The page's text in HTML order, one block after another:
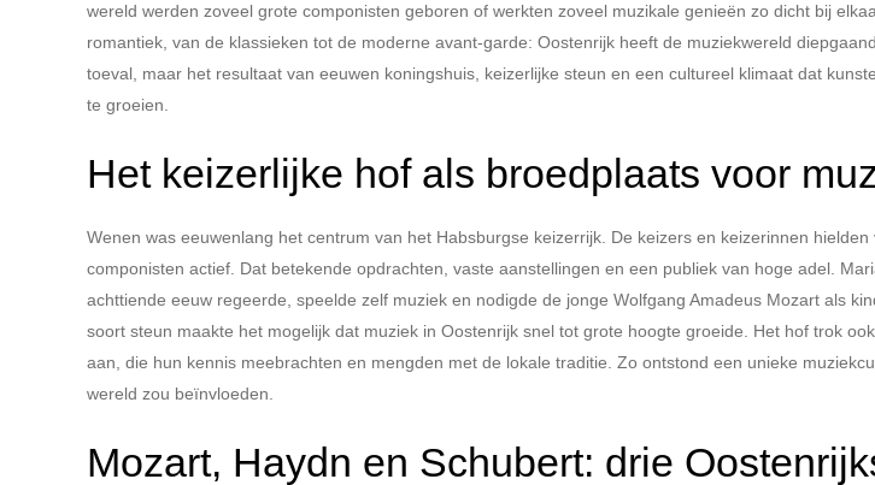
wereld werden zoveel grote componisten geboren of werkten zoveel muzikale genieën zo dicht bij
romantiek, van de klassieken tot de moderne avant-garde: Oostenrijk heeft de muziekwereld
toeval, maar het resultaat van eeuwen koningshuis, keizerlijke steun en een cultureel klimaat dat
te groeien.
Het keizerlijke hof als broedplaats voor
Wenen was eeuwenlang het centrum van het Habsburgse keizerrijk. De keizers en keizerinnen
componisten actief. Dat betekende opdrachten, vaste aanstellingen en een publiek van hoge adel.
achttiende eeuw regeerde, speelde zelf muziek en nodigde de jonge Wolfgang Amadeus Mozart als
soort steun maakte het mogelijk dat muziek in Oostenrijk snel tot grote hoogte groeide. Het hof trok
aan, die hun kennis meebrachten en mengden met de lokale traditie. Zo ontstond een unieke
wereld zou beïnvloeden.
Mozart, Haydn en Schubert: drie